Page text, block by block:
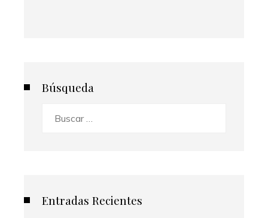
Búsqueda
Entradas Recientes